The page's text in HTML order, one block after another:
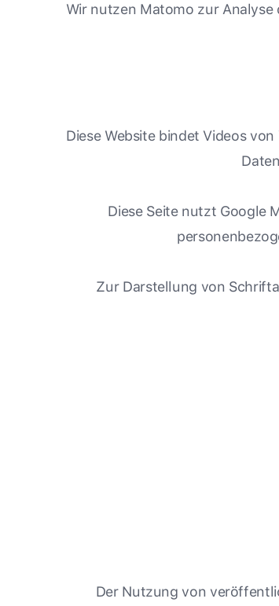
Wir nutzen Matomo zur
Diese Website bindet Videos
Diese Seite nutzt Google
Zur Darstellung von
Der Nutzung von